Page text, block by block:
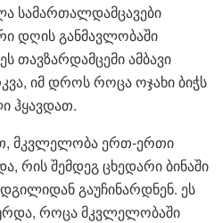
სამართალდამცავები
დღის განმავლობაში
თავზარდამცემი ამბავი
იმ დროს როცა ოჯახი ბიჭს
ჰყავდათ.
მკვლელობა ერთ-ერთი
რის შემდეგ ცხედარი ბინაში
გაუჩინარდნენ. ეს
როცა მკვლელობაში